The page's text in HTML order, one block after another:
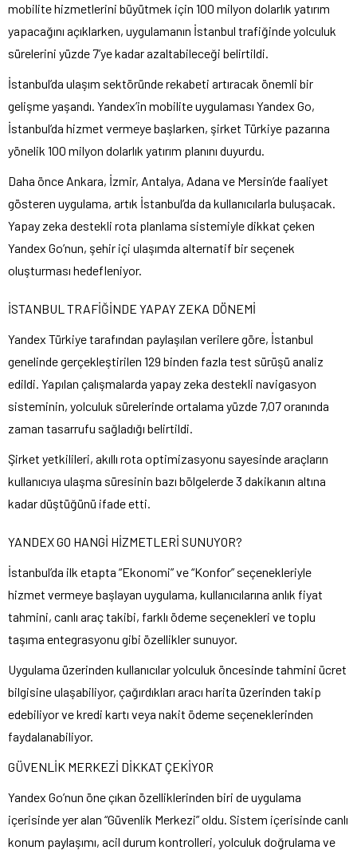
mobilite hizmetlerini büyütmek için 100 milyon dolarlık yatırım
yapacağını açıklarken, uygulamanın İstanbul trafiğinde yolculuk
sürelerini yüzde 7’ye kadar azaltabileceği belirtildi.
İstanbul’da ulaşım sektöründe rekabeti artıracak önemli bir
gelişme yaşandı. Yandex’in mobilite uygulaması Yandex Go,
İstanbul’da hizmet vermeye başlarken, şirket Türkiye pazarına
yönelik 100 milyon dolarlık yatırım planını duyurdu.
Daha önce Ankara, İzmir, Antalya, Adana ve Mersin’de faaliyet
gösteren uygulama, artık İstanbul’da da kullanıcılarla buluşacak.
Yapay zeka destekli rota planlama sistemiyle dikkat çeken
Yandex Go’nun, şehir içi ulaşımda alternatif bir seçenek
oluşturması hedefleniyor.
İSTANBUL TRAFİĞİNDE YAPAY ZEKA DÖNEMİ
Yandex Türkiye tarafından paylaşılan verilere göre, İstanbul
genelinde gerçekleştirilen 129 binden fazla test sürüşü analiz
edildi. Yapılan çalışmalarda yapay zeka destekli navigasyon
sisteminin, yolculuk sürelerinde ortalama yüzde 7,07 oranında
zaman tasarrufu sağladığı belirtildi.
Şirket yetkilileri, akıllı rota optimizasyonu sayesinde araçların
kullanıcıya ulaşma süresinin bazı bölgelerde 3 dakikanın altına
kadar düştüğünü ifade etti.
YANDEX GO HANGİ HİZMETLERİ SUNUYOR?
İstanbul’da ilk etapta “Ekonomi” ve “Konfor” seçenekleriyle
hizmet vermeye başlayan uygulama, kullanıcılarına anlık fiyat
tahmini, canlı araç takibi, farklı ödeme seçenekleri ve toplu
taşıma entegrasyonu gibi özellikler sunuyor.
Uygulama üzerinden kullanıcılar yolculuk öncesinde tahmini ücret
bilgisine ulaşabiliyor, çağırdıkları aracı harita üzerinden takip
edebiliyor ve kredi kartı veya nakit ödeme seçeneklerinden
faydalanabiliyor.
GÜVENLİK MERKEZİ DİKKAT ÇEKİYOR
Yandex Go’nun öne çıkan özelliklerinden biri de uygulama
içerisinde yer alan “Güvenlik Merkezi” oldu. Sistem içerisinde canlı
konum paylaşımı, acil durum kontrolleri, yolculuk doğrulama ve